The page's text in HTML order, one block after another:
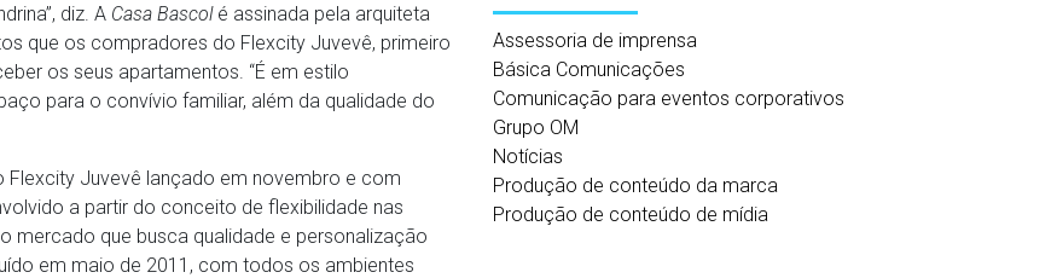
diz. A Casa Bascolé assinada pela arquiteta
que os compradores do Flexcity Juvevê, primeiro
os seus apartamentos. “É em estilo
para o convívio familiar, além da qualidade do
Juvevê lançado em novembro e com
a partir do conceito de flexibilidade nas
mercado que busca qualidade e personalização
em maio de 2011, com todos os ambientes
Assessoria de imprensa
Básica Comunicações
Comunicação para eventos corporativos
Grupo OM
Notícias
Produção de conteúdo da marca
Produção de conteúdo de mídia